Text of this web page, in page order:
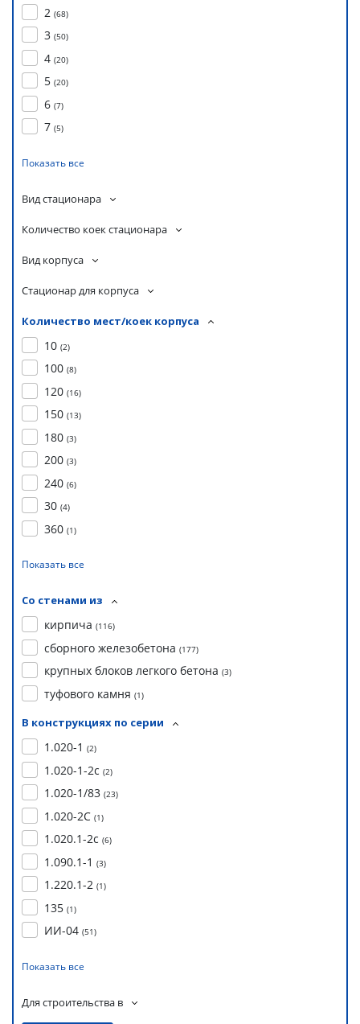
2 (68)
3 (50)
4 (20)
5 (20)
6 (7)
7 (5)
Показать все
Вид стационара
Количество коек стационара
Вид корпуса
Стационар для корпуса
Количество мест/коек корпуса
10 (2)
100 (8)
120 (16)
150 (13)
180 (3)
200 (3)
240 (6)
30 (4)
360 (1)
Показать все
Со стенами из
кирпича (116)
сборного железобетона (177)
крупных блоков легкого бетона (3)
туфового камня (1)
В конструкциях по серии
1.020-1 (2)
1.020-1-2с (2)
1.020-1/83 (23)
1.020-2С (1)
1.020.1-2с (6)
1.090.1-1 (3)
1.220.1-2 (1)
135 (1)
ИИ-04 (51)
Показать все
Для строительства в